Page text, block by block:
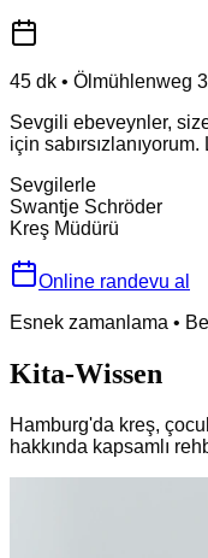
45 dk • Ölmühlenweg
Sevgili ebeveynler,
için
Sevgilerle
Swantje Schröder
Kreş Müdürü
Online randevu al
Esnek zamanlama •
Kita-Wissen
Hamburg'da kreş,
hakkında kapsamlı